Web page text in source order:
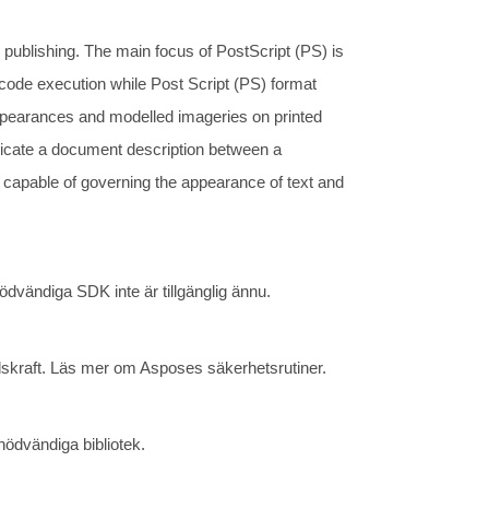
The main focus of PostScript (PS) is
execution while Post Script (PS) format
and modelled imageries on printed
a document description between a
of governing the appearance of text and
SDK inte är tillgänglig ännu.
Läs mer om Asposes säkerhetsrutiner.
bibliotek.